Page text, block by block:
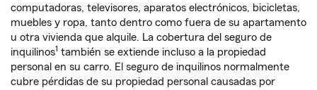
computadoras, televisores, aparatos electrónicos, bicicletas,
muebles y ropa, tanto dentro como fuera de su apartamento
u otra vivienda que alquile. La cobertura del seguro de
inquilinos1 también se extiende incluso a la propiedad
personal en su carro. El seguro de inquilinos normalmente
cubre pérdidas de su propiedad personal causadas por